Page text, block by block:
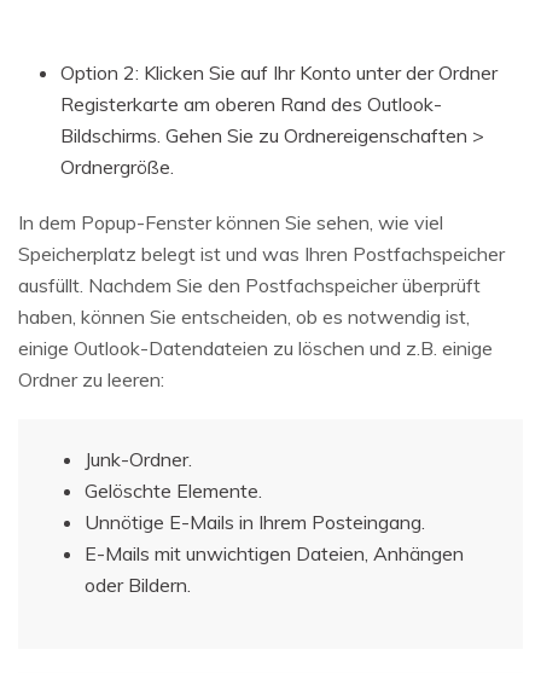
Option 2: Klicken Sie auf Ihr Konto unter der Ordner
Registerkarte am oberen Rand des Outlook-
Bildschirms. Gehen Sie zu Ordnereigenschaften >
Ordnergröße.
In dem Popup-Fenster können Sie sehen, wie viel
Speicherplatz belegt ist und was Ihren Postfachspeicher
ausfüllt. Nachdem Sie den Postfachspeicher überprüft
haben, können Sie entscheiden, ob es notwendig ist,
einige Outlook-Datendateien zu löschen und z.B. einige
Ordner zu leeren:
Junk-Ordner.
Gelöschte Elemente.
Unnötige E-Mails in Ihrem Posteingang.
E-Mails mit unwichtigen Dateien, Anhängen
oder Bildern.